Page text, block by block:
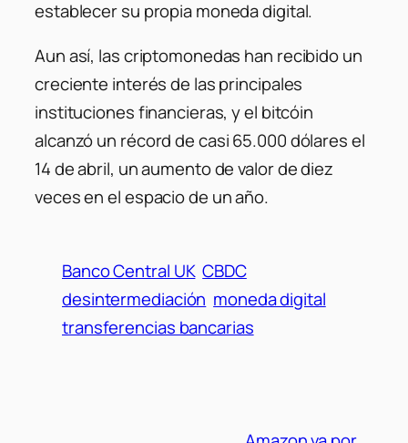
establecer su propia moneda digital.
Aun así, las criptomonedas han recibido un
creciente interés de las principales
instituciones financieras, y el bitcóin
alcanzó un récord de casi 65.000 dólares el
14 de abril, un aumento de valor de diez
veces en el espacio de un año.
Banco Central UK CBDC
desintermediación moneda digital
transferencias bancarias